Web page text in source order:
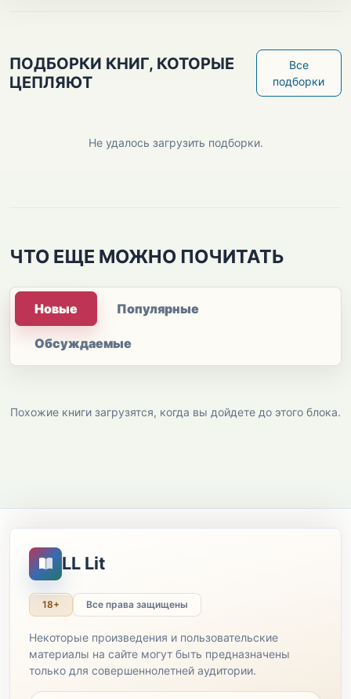
ПОДБОРКИ КНИГ, КОТОРЫЕ
ЦЕПЛЯЮТ
Все
подборки
Не удалось загрузить подборки.
ЧТО ЕЩЕ МОЖНО ПОЧИТАТЬ
Новые Популярные
Обсуждаемые
Похожие книги загрузятся, когда вы дойдете до этого блока.
LL Lit
18+ Все права защищены
Некоторые произведения и пользовательские
материалы на сайте могут быть предназначены
только для совершеннолетней аудитории.